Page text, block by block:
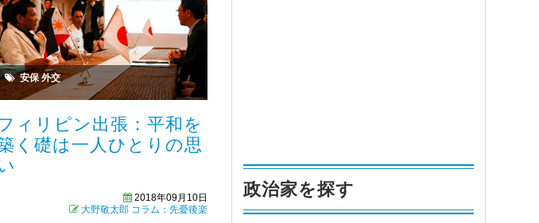
安保 外交
ィリピン出張：平和を
く礎は一人ひとりの思
2018年09月10日
大野敬太郎 コラム：先憂後楽
政治家を探す